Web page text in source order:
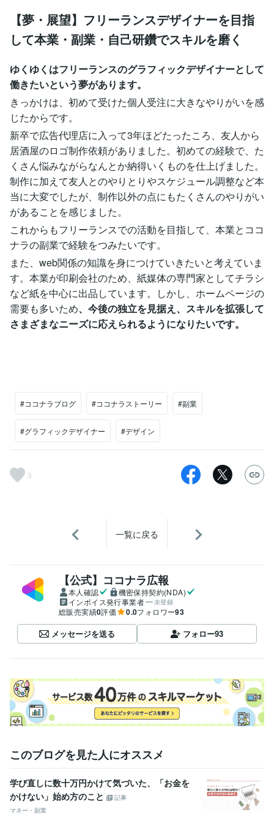
【夢・展望】フリーランスデザイナーを目指
して本業・副業・自己研鑽でスキルを磨く
ゆくゆくはフリーランスのグラフィックデザイナーとして
働きたいという夢があります。
きっかけは、初めて受けた個人受注に大きなやりがいを感
じたからです。
新卒で広告代理店に入って3年ほどたったころ、友人から
居酒屋のロゴ制作依頼がありました。初めての経験で、た
くさん悩みながらなんとか納得いくものを仕上げました。
制作に加えて友人とのやりとりやスケジュール調整など本
当に大変でしたが、制作以外の点にもたくさんのやりがい
があることを感じました。
これからもフリーランスでの活動を目指して、本業とココ
ナラの副業で経験をつみたいです。
また、web関係の知識を身につけていきたいと考えていま
す。本業が印刷会社のため、紙媒体の専門家としてチラシ
など紙を中心に出品しています。しかし、ホームページの
需要も多いため、今後の独立を見据え、スキルを拡張して
さまざまなニーズに応えられるようになりたいです。
#ココナラブログ #ココナラストーリー #副業
#グラフィックデザイナー #デザイン
3
一覧に戻る
【公式】ココナラ広報
本人確認
機密保持契約(NDA)
インボイス発行事業者
未登録
総販売実績0評価 0.0フォロワー93
メッセージを送る フォロー93
このブログを見た人にオススメ
学び直しに数十万円かけて気づいた、「お金を
かけない」始め方のこと
記事
マネー・副業